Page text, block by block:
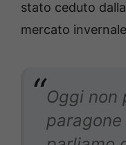
stato ceduto
mercato
Oggi non
paragone